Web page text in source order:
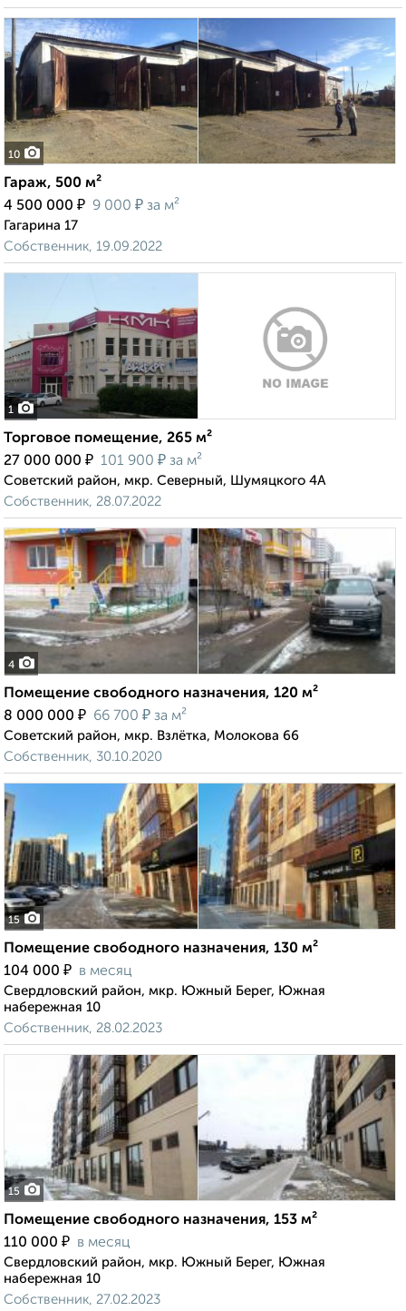
10
Гараж, 500 м²
4 500 000 ₽ 9 000 ₽ за м²
Гагарина 17
Собственник, 19.09.2022
1
Торговое помещение, 265 м²
27 000 000 ₽ 101 900 ₽ за м²
Советский район, мкр. Северный, Шумяцкого 4А
Собственник, 28.07.2022
4
Помещение свободного назначения, 120 м²
8 000 000 ₽ 66 700 ₽ за м²
Советский район, мкр. Взлётка, Молокова 66
Собственник, 30.10.2020
15
Помещение свободного назначения, 130 м²
104 000 ₽ в месяц
Свердловский район, мкр. Южный Берег, Южная
набережная 10
Собственник, 28.02.2023
15
Помещение свободного назначения, 153 м²
110 000 ₽ в месяц
Свердловский район, мкр. Южный Берег, Южная
набережная 10
Собственник, 27.02.2023